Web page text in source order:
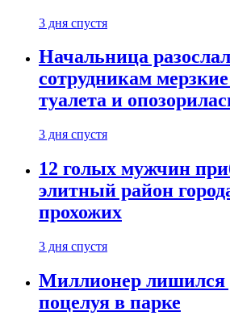
3 дня спустя
Начальница
сотрудникам
туалета и
3 дня спустя
12 голых мужчин
элитный район
прохожих
3 дня спустя
Миллионер лишился
поцелуя в парке